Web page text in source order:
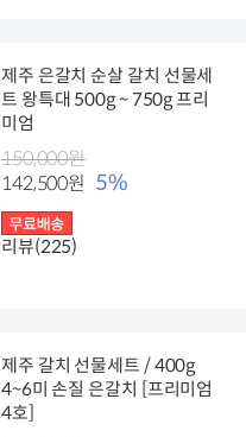
제주 은갈치 순살 갈치 선물세
트 왕특대 500g ~ 750g 프리
미엄
150,000원
142,500원 5%
리뷰(225)
제주 갈치 선물세트 / 400g
4~6미 손질 은갈치 [프리미엄
4호]